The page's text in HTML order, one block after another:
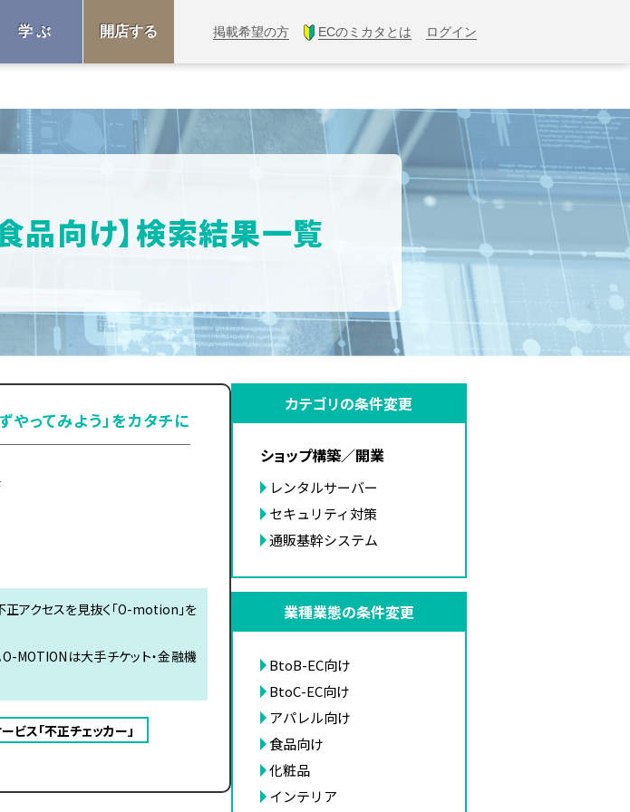
学ぶ 開店する 掲載希望の方 ECのミカタとは ログイン
品向け】検索結果一覧
やってみよう」をカタチに
正アクセスを見抜く「O-motion」を
MOTIONは大手チケット・金融機
ビス「不正チェッカー」
カテゴリの条件変更
ショップ構築／開業
レンタルサーバー
セキュリティ対策
通販基幹システム
業種業態の条件変更
BtoB-EC向け
BtoC-EC向け
アパレル向け
食品向け
化粧品
インテリア